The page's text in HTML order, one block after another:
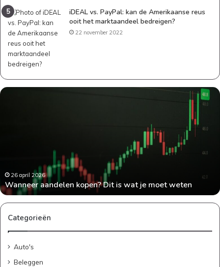
iDEAL vs. PayPal: kan de Amerikaanse reus
ooit het marktaandeel bedreigen?
22 november 2022
2026
aandelen kopen? Dit is wat je moet weten
Geld
gezin:
die
Categorieën
Auto's
Beleggen